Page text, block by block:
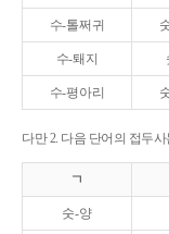
수-톨쩌귀
수-퇘지
수-평아리
다만 2. 다음 단어의 접두
ㄱ
숫-양